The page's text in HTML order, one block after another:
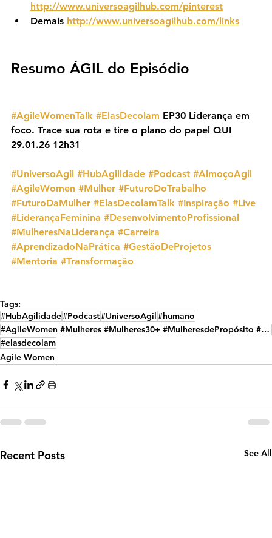
http://www.universoagilhub.com/pinterest
Demais http://www.universoagilhub.com/links
Resumo ÁGIL do Episódio
#AgileWomenTalk #ElasDecolam EP30 Liderança em
foco. Trace sua rota e tire o plano do papel QUI
29.01.26 12h31
#UniversoAgil #HubAgilidade #Podcast #AlmoçoAgil
#AgileWomen #Mulher #FuturoDoTrabalho
#FuturoDaMulher #ElasDecolamTalk #Inspiração #Live
#LiderançaFeminina #DesenvolvimentoProfissional
#MulheresNaLiderança #Carreira
#AprendizadoNaPrática #GestãoDeProjetos
#Mentoria #Transformação
Tags:
#HubAgilidade#Podcast#UniversoAgil#humano
#AgileWomen #Mulheres #Mulheres30+ #MulheresdePropósito #MulheresdeSucesso
#elasdecolam
Agile Women
Recent Posts See All